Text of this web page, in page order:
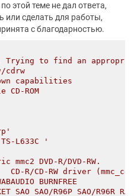
этой теме не дал ответа,
или сделать для работы,
с благодарностью.
Trying to find an
cdrw
capabilities
ROM
TS-L633C '
DVD-R/DVD-RW.
CD-R/CD-RW driver
BURNFREE
SAO SAO/R96P SAO/R96R